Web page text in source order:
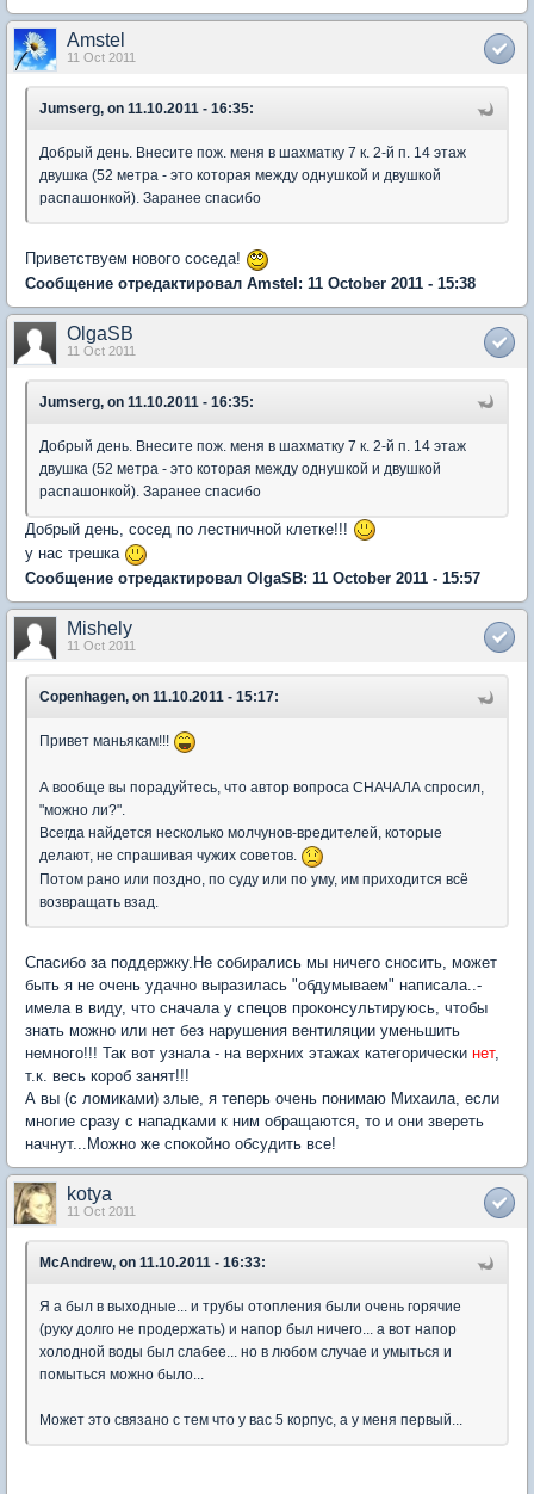
Amstel
11 Oct 2011
Jumserg, on 11.10.2011 - 16:35:
Добрый день. Внесите пож. меня в шахматку 7 к. 2-й п. 14 этаж
двушка (52 метра - это которая между однушкой и двушкой
распашонкой). Заранее спасибо
Приветствуем нового соседа!
Сообщение отредактировал Amstel: 11 October 2011 - 15:38
OlgaSB
11 Oct 2011
Jumserg, on 11.10.2011 - 16:35:
Добрый день. Внесите пож. меня в шахматку 7 к. 2-й п. 14 этаж
двушка (52 метра - это которая между однушкой и двушкой
распашонкой). Заранее спасибо
Добрый день, сосед по лестничной клетке!!!
у нас трешка
Сообщение отредактировал OlgaSB: 11 October 2011 - 15:57
Mishely
11 Oct 2011
Copenhagen, on 11.10.2011 - 15:17:
Привет маньякам!!!
А вообще вы порадуйтесь, что автор вопроса СНАЧАЛА спросил,
"можно ли?".
Всегда найдется несколько молчунов-вредителей, которые
делают, не спрашивая чужих советов.
Потом рано или поздно, по суду или по уму, им приходится всё
возвращать взад.
Спасибо за поддержку.Не собирались мы ничего сносить, может
быть я не очень удачно выразилась "обдумываем" написала..-
имела в виду, что сначала у спецов проконсультируюсь, чтобы
знать можно или нет без нарушения вентиляции уменьшить
немного!!! Так вот узнала - на верхних этажах категорически нет,
т.к. весь короб занят!!!
А вы (с ломиками) злые, я теперь очень понимаю Михаила, если
многие сразу с нападками к ним обращаются, то и они звереть
начнут...Можно же спокойно обсудить все!
kotya
11 Oct 2011
McAndrew, on 11.10.2011 - 16:33:
Я а был в выходные... и трубы отопления были очень горячие
(руку долго не продержать) и напор был ничего... а вот напор
холодной воды был слабее... но в любом случае и умыться и
помыться можно было...
Может это связано с тем что у вас 5 корпус, а у меня первый...